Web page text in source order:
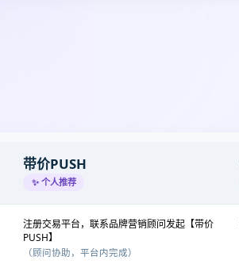
带价PUSH
✨ 个人推荐
注册交易平台，联系品牌营销顾问发起【带价
PUSH】
（顾问协助，平台内完成）